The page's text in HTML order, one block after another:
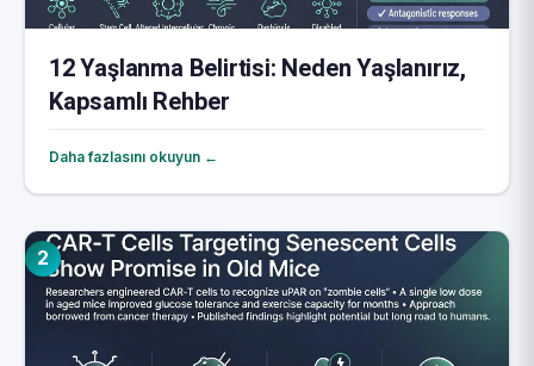
12 Yaşlanma Belirtisi: Neden Yaşlanırız,
Kapsamlı Rehber
Daha fazlasını okuyun ←
2